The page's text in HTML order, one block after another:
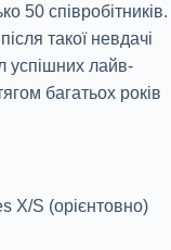
50 співробітників.
такої невдачі
успішних лайв-
багатьох років
X/S (орієнтовно)